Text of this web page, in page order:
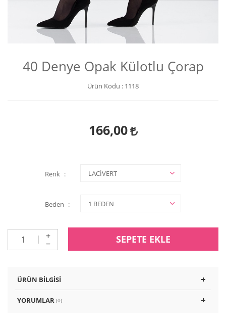
40 Denye Opak Külotlu Çorap
Ürün Kodu : 1118
166,00
Renk
Beden
SEPETE EKLE
ÜRÜN BILGISI
YORUMLAR (0)